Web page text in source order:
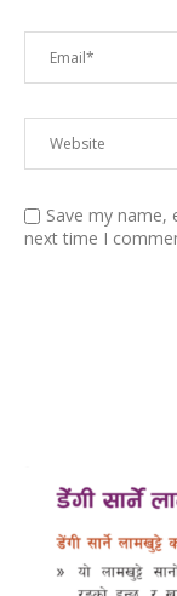
Save my name,
next time I